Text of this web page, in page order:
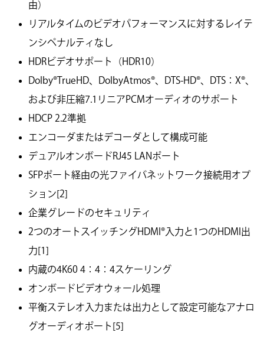
由）
リアルタイムのビデオパフォーマンスに対するレイテ
ンシペナルティなし
HDRビデオサポート（HDR10）
Dolby®TrueHD、DolbyAtmos®、DTS-HD®、DTS：X®、
および非圧縮7.1リニアPCMオーディオのサポート
HDCP 2.2準拠
エンコーダまたはデコーダとして構成可能
デュアルオンボードRJ45 LANポート
SFPポート経由の光ファイバネットワーク接続用オプ
ション[2]
企業グレードのセキュリティ
2つのオートスイッチングHDMI®入力と1つのHDMI出
力[1]
内蔵の4K60 4：4：4スケーリング
オンボードビデオウォール処理
平衡ステレオ入力または出力として設定可能なアナロ
グオーディオポート[5]